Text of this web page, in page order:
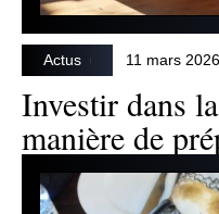
Actus 11 mars 2026
Investir dans
manière de